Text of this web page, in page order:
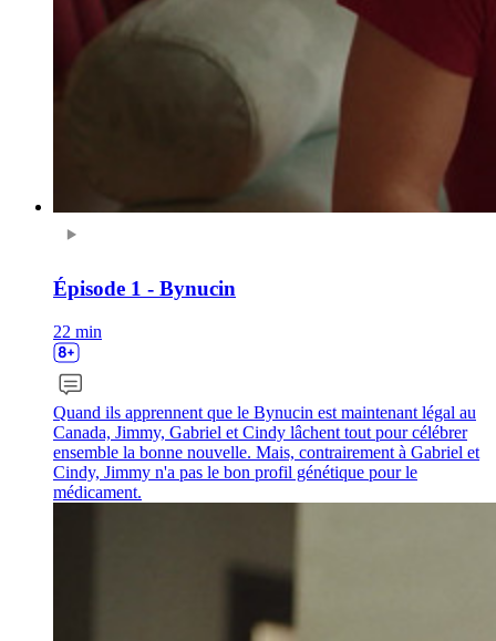
Épisode 1 - Bynucin
22 min
Quand ils apprennent que le Bynucin est maintenant légal au
Canada, Jimmy, Gabriel et Cindy lâchent tout pour célébrer
ensemble la bonne nouvelle. Mais, contrairement à Gabriel et
Cindy, Jimmy n'a pas le bon profil génétique pour le
médicament.